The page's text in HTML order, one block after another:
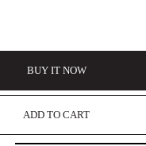
BUY IT NOW
ADD TO CART